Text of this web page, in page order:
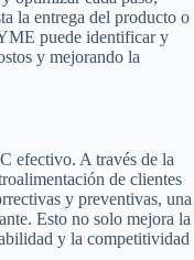
la entrega del producto o
puede identificar y
y mejorando la
efectivo. A través de la
de clientes
y preventivas, una
Esto no solo mejora la
y la competitividad